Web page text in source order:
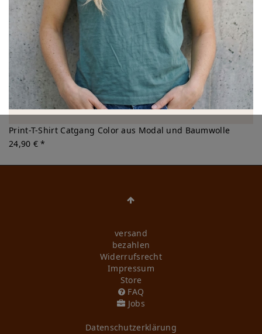
Print-T-Shirt Catgang Color aus Modal und Baumwolle
24,90 € *
versand
bezahlen
Widerrufs­recht
Impressum
Store
FAQ
Jobs
Daten­schutz­erklärung